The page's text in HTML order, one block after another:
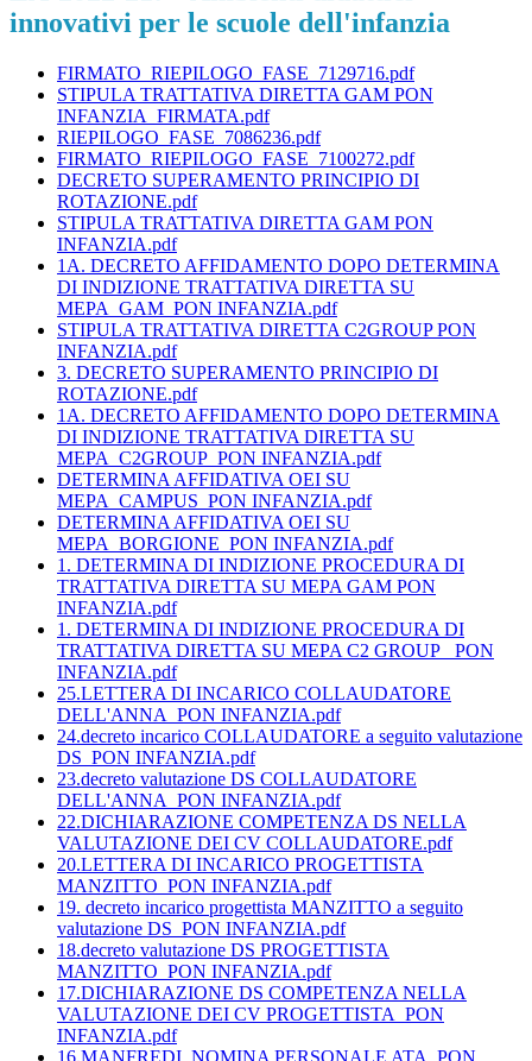
innovativi per le scuole dell'infanzia
FIRMATO_RIEPILOGO_FASE_7129716.pdf
STIPULA TRATTATIVA DIRETTA GAM PON
INFANZIA_FIRMATA.pdf
RIEPILOGO_FASE_7086236.pdf
FIRMATO_RIEPILOGO_FASE_7100272.pdf
DECRETO SUPERAMENTO PRINCIPIO DI
ROTAZIONE.pdf
STIPULA TRATTATIVA DIRETTA GAM PON
INFANZIA.pdf
1A. DECRETO AFFIDAMENTO DOPO DETERMINA
DI INDIZIONE TRATTATIVA DIRETTA SU
MEPA_GAM_PON INFANZIA.pdf
STIPULA TRATTATIVA DIRETTA C2GROUP PON
INFANZIA.pdf
3. DECRETO SUPERAMENTO PRINCIPIO DI
ROTAZIONE.pdf
1A. DECRETO AFFIDAMENTO DOPO DETERMINA
DI INDIZIONE TRATTATIVA DIRETTA SU
MEPA_C2GROUP_PON INFANZIA.pdf
DETERMINA AFFIDATIVA OEI SU
MEPA_CAMPUS_PON INFANZIA.pdf
DETERMINA AFFIDATIVA OEI SU
MEPA_BORGIONE_PON INFANZIA.pdf
1. DETERMINA DI INDIZIONE PROCEDURA DI
TRATTATIVA DIRETTA SU MEPA GAM PON
INFANZIA.pdf
1. DETERMINA DI INDIZIONE PROCEDURA DI
TRATTATIVA DIRETTA SU MEPA C2 GROUP_ PON
INFANZIA.pdf
25.LETTERA DI INCARICO COLLAUDATORE
DELL'ANNA_PON INFANZIA.pdf
24.decreto incarico COLLAUDATORE a seguito valutazione
DS_PON INFANZIA.pdf
23.decreto valutazione DS COLLAUDATORE
DELL'ANNA_PON INFANZIA.pdf
22.DICHIARAZIONE COMPETENZA DS NELLA
VALUTAZIONE DEI CV COLLAUDATORE.pdf
20.LETTERA DI INCARICO PROGETTISTA
MANZITTO_PON INFANZIA.pdf
19. decreto incarico progettista MANZITTO a seguito
valutazione DS_PON INFANZIA.pdf
18.decreto valutazione DS PROGETTISTA
MANZITTO_PON INFANZIA.pdf
17.DICHIARAZIONE DS COMPETENZA NELLA
VALUTAZIONE DEI CV PROGETTISTA_PON
INFANZIA.pdf